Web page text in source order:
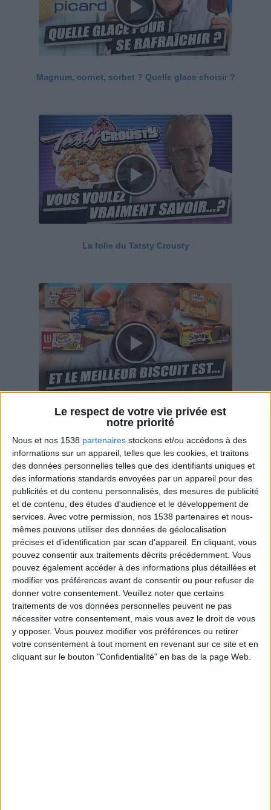
Le respect de votre vie privée est
notre priorité
Nous et nos 1538 partenaires stockons et/ou accédons à des
informations sur un appareil, telles que les cookies, et traitons
des données personnelles telles que des identifiants uniques et
des informations standards envoyées par un appareil pour des
publicités et du contenu personnalisés, des mesures de publicité
et de contenu, des études d'audience et le développement de
services. Avec votre permission, nos 1538 partenaires et nous-
mêmes pouvons utiliser des données de géolocalisation
précises et d’identification par scan d'appareil. En cliquant, vous
pouvez consentir aux traitements décrits précédemment. Vous
pouvez également accéder à des informations plus détaillées et
modifier vos préférences avant de consentir ou pour refuser de
donner votre consentement. Veuillez noter que certains
traitements de vos données personnelles peuvent ne pas
nécessiter votre consentement, mais vous avez le droit de vous
y opposer. Vous pouvez modifier vos préférences ou retirer
votre consentement à tout moment en revenant sur ce site et en
cliquant sur le bouton "Confidentialité" en bas de la page Web.
Magnum, cornet, sorbet ? Quelle glace choisir ?
La folie du Tatsty Crousty
Savane, LU, Pepito, Harrys... Que valent vraiment
ces gâteaux ?
Webinaires en direct Voir tout
Peut-on remplacer la viande par des féculents ?
Consultation diététique du 05/08/2026